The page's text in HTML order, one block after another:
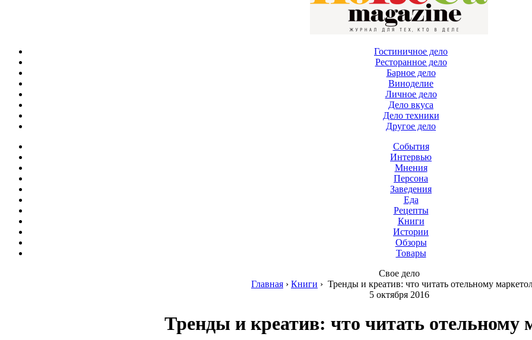
Гостиничное дело
Ресторанное дело
Барное дело
Виноделие
Личное дело
Дело вкуса
Дело техники
Другое дело
События
Интервью
Мнения
Персона
Заведения
Еда
Рецепты
Книги
Истории
Обзоры
Товары
Свое дело
Главная › Книги › Тренды и креатив: что читать отельному
5 октября 2016
Тренды и креатив: что читать отельному